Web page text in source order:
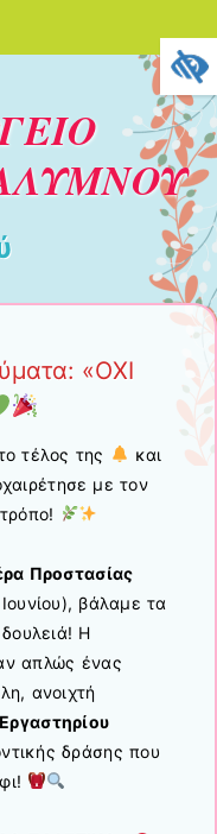
«ΟΧΙ
τέλος της
και
με τον
Προστασίας
βάλαμε τα
Η
απλώς ένας
ανοιχτή
δράσης που